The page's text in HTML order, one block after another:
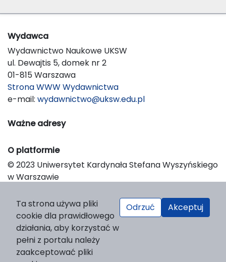
Wydawca
Wydawnictwo Naukowe UKSW
ul. Dewajtis 5, domek nr 2
01-815 Warszawa
Strona WWW Wydawnictwa
e-mail: wydawnictwo@uksw.edu.pl
Ważne adresy
O platformie
© 2023 Uniwersytet Kardynała Stefana Wyszyńskiego
w Warszawie
Platform & Workflow by OJS/PKP
Ta strona używa pliki
cookie dla prawidłowego
działania, aby korzystać w
pełni z portalu należy
zaakceptować pliki
Odrzuć Akceptuj